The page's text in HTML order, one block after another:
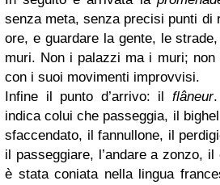
senza meta, senza precisi punti di
ore, e guardare la gente, le
muri. Non i palazzi ma i muri; non
con i suoi movimenti improvvisi.
Infine il punto d’arrivo: il flâneur.
indica colui che passeggia, il
sfaccendato, il fannullone, il
il passeggiare, l’andare a zonzo,
è stata coniata nella lingua